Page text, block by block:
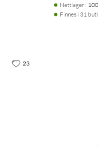
Nettlager:
Finnes i 31
23